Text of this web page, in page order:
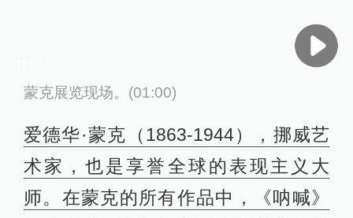
蒙克展览现场。(01:00)
爱德华·蒙克（1863-1944），挪威艺
术家，也是享誉全球的表现主义大
师。在蒙克的所有作品中，《呐喊》